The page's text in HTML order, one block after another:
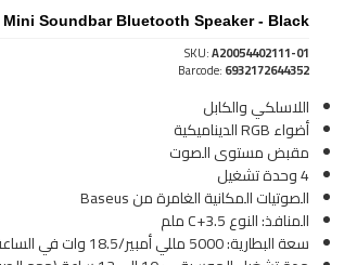
Mini Soundbar Bluetooth Speaker - Black
SKU:A20054402111-01
Barcode:6932172644352
اللاسلكي والكابل
أضواء RGB الديناميكية
مقبض مستوى الصوت
4 وحدة تشغيل
الصوتيات المكانية الغامرة من Baseus
المنافذ: النوع C+3.5 ملم
سعة البطارية: 5000 مللي أمبير/18.5 وات في الساعة